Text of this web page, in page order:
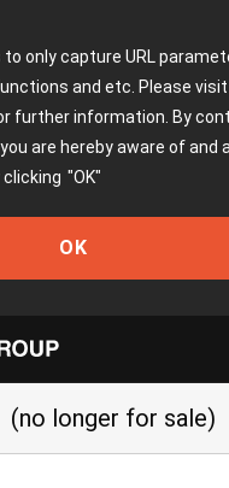
only capture URL
and etc. Please visit
further information. By
are hereby aware of and
clicking "OK"
OK
(no longer for sale)